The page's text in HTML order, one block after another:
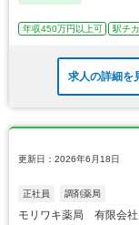
年収450万円以上可 駅チカ
求人の詳細を
更新日：2026年6月18日
正社員 調剤薬局
モリワキ薬局 有限会社